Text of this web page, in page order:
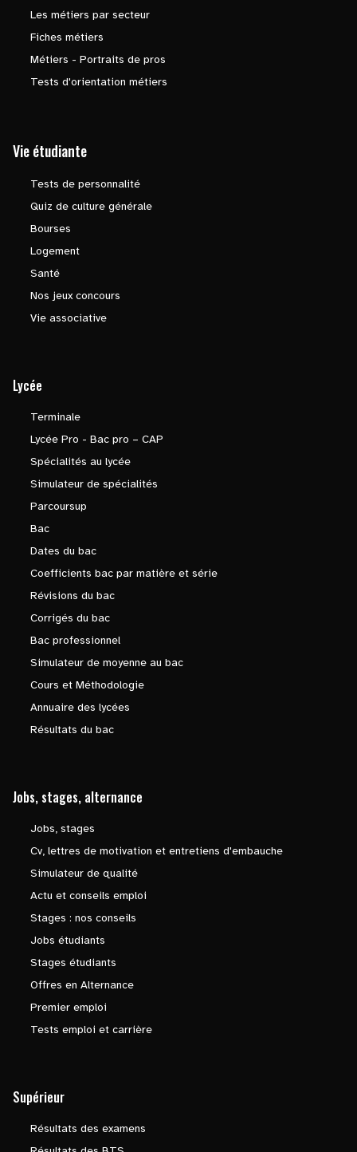
Les métiers par secteur
Fiches métiers
Métiers - Portraits de pros
Tests d'orientation métiers
Vie étudiante
Tests de personnalité
Quiz de culture générale
Bourses
Logement
Santé
Nos jeux concours
Vie associative
Lycée
Terminale
Lycée Pro - Bac pro – CAP
Spécialités au lycée
Simulateur de spécialités
Parcoursup
Bac
Dates du bac
Coefficients bac par matière et série
Révisions du bac
Corrigés du bac
Bac professionnel
Simulateur de moyenne au bac
Cours et Méthodologie
Annuaire des lycées
Résultats du bac
Jobs, stages, alternance
Jobs, stages
Cv, lettres de motivation et entretiens d'embauche
Simulateur de qualité
Actu et conseils emploi
Stages : nos conseils
Jobs étudiants
Stages étudiants
Offres en Alternance
Premier emploi
Tests emploi et carrière
Supérieur
Résultats des examens